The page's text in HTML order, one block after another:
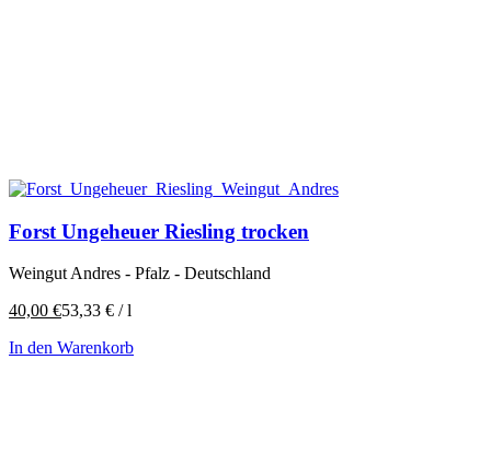
Forst Ungeheuer Riesling trocken
Weingut Andres - Pfalz - Deutschland
40,00 €53,33 € /l
In den Warenkorb